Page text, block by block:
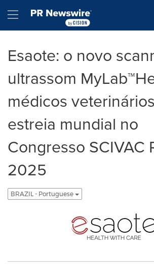
Hamburger menu
Esaote: o novo
ultrassom
médicos
estreia mundial no
Congresso SCIVAC
2025
BRAZIL - Portuguese